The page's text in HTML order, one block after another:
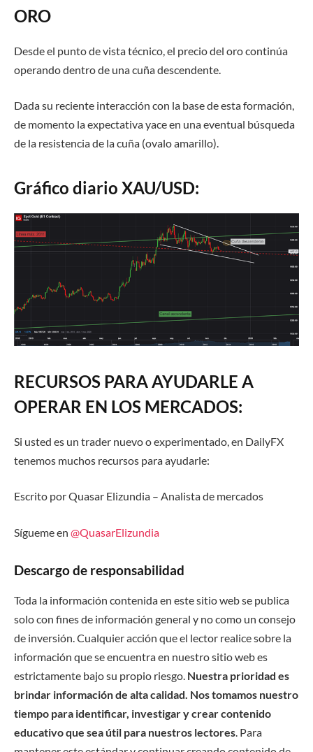
ORO
Desde el punto de vista técnico, el precio del oro continúa
operando dentro de una cuña descendente.
Dada su reciente interacción con la base de esta formación,
de momento la expectativa yace en una eventual búsqueda
de la resistencia de la cuña (ovalo amarillo).
Gráfico diario XAU/USD:
RECURSOS PARA AYUDARLE A
OPERAR EN LOS MERCADOS:
Si usted es un trader nuevo o experimentado, en DailyFX
tenemos muchos recursos para ayudarle:
Escrito por Quasar Elizundia – Analista de mercados
Sígueme en @QuasarElizundia
Descargo de responsabilidad
Toda la información contenida en este sitio web se publica
solo con fines de información general y no como un consejo
de inversión. Cualquier acción que el lector realice sobre la
información que se encuentra en nuestro sitio web es
estrictamente bajo su propio riesgo. Nuestra prioridad es
brindar información de alta calidad. Nos tomamos nuestro
tiempo para identificar, investigar y crear contenido
educativo que sea útil para nuestros lectores . Para